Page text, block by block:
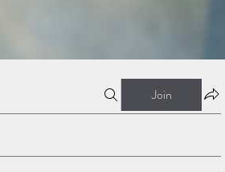
Join